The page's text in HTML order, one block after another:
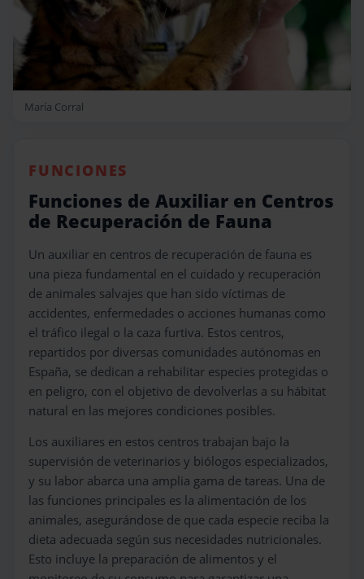
María Corral
FUNCIONES
Funciones de Auxiliar en Centros
de Recuperación de Fauna
Un auxiliar en centros de recuperación de fauna es
una pieza fundamental en el cuidado y recuperación
de animales salvajes que han sido víctimas de
accidentes, enfermedades o acciones humanas como
el tráfico ilegal o la caza furtiva. Estos centros,
repartidos por diversas comunidades autónomas en
España, se dedican a rehabilitar especies protegidas o
en peligro, con el objetivo de devolverlas a su hábitat
natural en las mejores condiciones posibles.
Los auxiliares en estos centros trabajan bajo la
supervisión de veterinarios y biólogos especializados,
y su labor abarca una amplia gama de tareas. Una de
las funciones principales es la alimentación de los
animales, asegurándose de que cada especie reciba la
dieta adecuada según sus necesidades nutricionales.
Esto incluye la preparación de alimentos y el